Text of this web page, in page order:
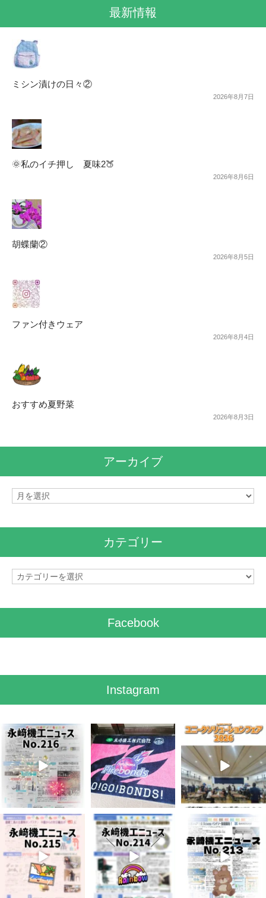
最新情報
ミシン漬けの日々②
2026年8月7日
🌞私のイチ押し 夏味2🍑
2026年8月6日
胡蝶蘭②
2026年8月5日
ファン付きウェア
2026年8月4日
おすすめ夏野菜
2026年8月3日
アーカイブ
ア
カテゴリー
カ
Facebook
Instagram
8月 7
3 0
7月 28
7 0
7月 27
6
7月 3
5 0
6月 3
8 0
5月 13
5 0